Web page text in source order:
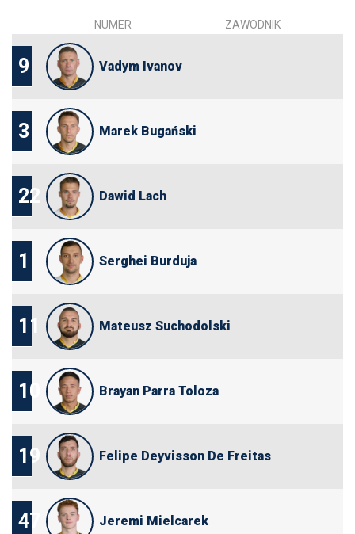
NUMER ZAWODNIK
9 Vadym Ivanov
3 Marek Bugański
22 Dawid Lach
1 Serghei Burduja
11 Mateusz Suchodolski
10 Brayan Parra Toloza
19 Felipe Deyvisson De Freitas
47 Jeremi Mielcarek